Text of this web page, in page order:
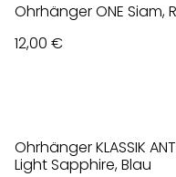
Ohrhänger ONE Siam,
12,00 €
Ohrhänger KLASSIK
Light Sapphire, Blau